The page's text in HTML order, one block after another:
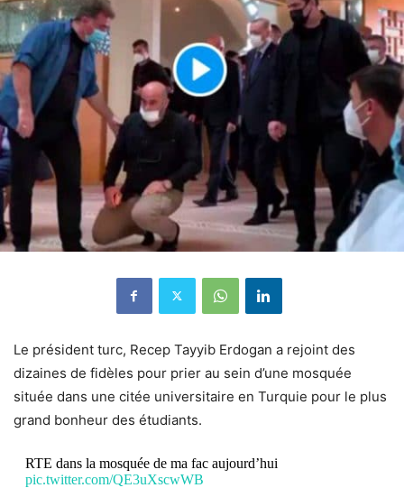
Le président turc, Recep Tayyib Erdogan a rejoint des
dizaines de fidèles pour prier au sein d’une mosquée
située dans une citée universitaire en Turquie pour le plus
grand bonheur des étudiants.
RTE dans la mosquée de ma fac aujourd’hui
pic.twitter.com/QE3uXscwWB